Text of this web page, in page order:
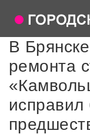
В
ремонта
исправил